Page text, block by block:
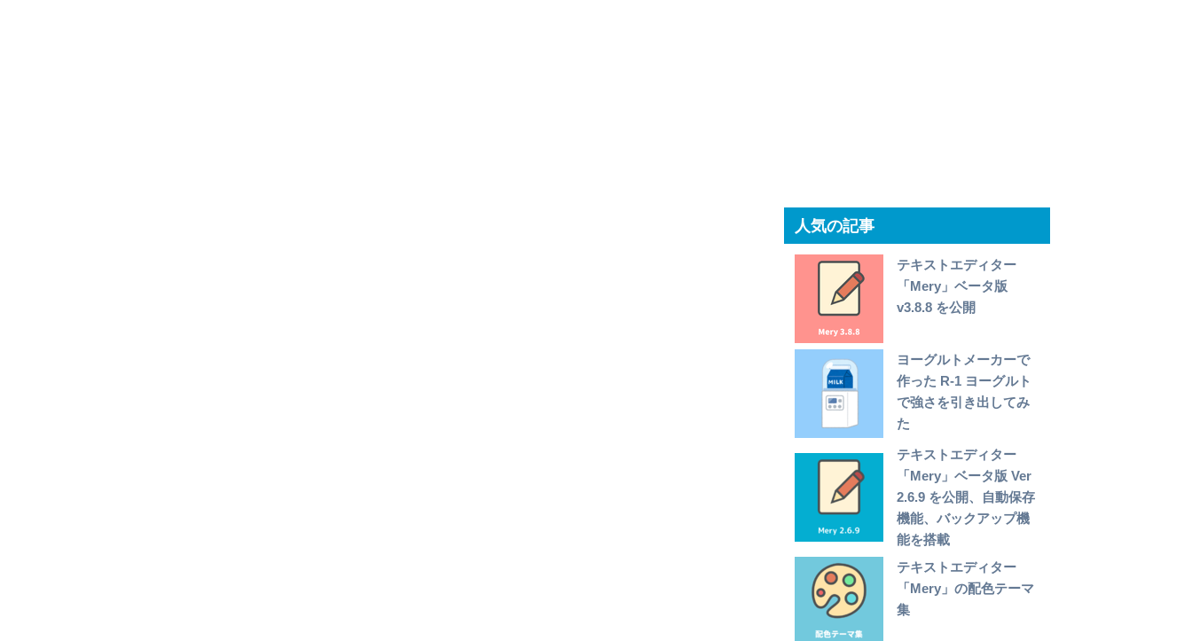
人気の記事
テキストエディター
「Mery」ベータ版
v3.8.8 を公開
ヨーグルトメーカーで
作った R-1 ヨーグルト
で強さを引き出してみ
た
テキストエディター
「Mery」ベータ版 Ver
2.6.9 を公開、自動保存
機能、バックアップ機
能を搭載
テキストエディター
「Mery」の配色テーマ
集